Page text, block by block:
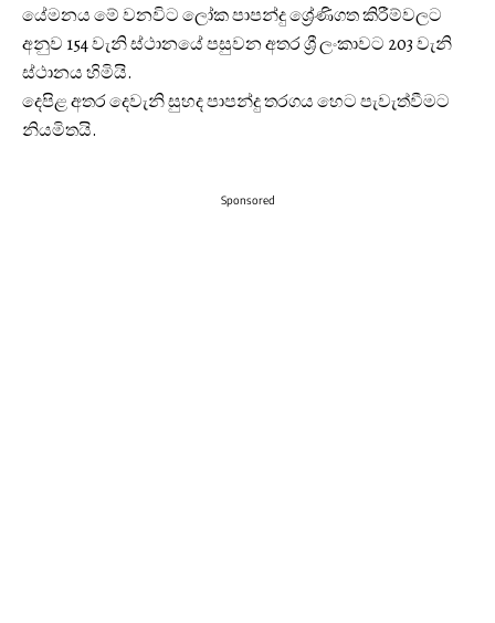
යේමනය මේ වනවිට ලෝක පාපන්දු ශ්‍රේණිගත කිරීම්වලට
අනුව 154 වැනි ස්ථානයේ පසුවන අතර ශ්‍රී ලංකාවට 203 වැනි
ස්ථානය හිමියි.
දෙපිළ අතර දෙවැනි සුහද පාපන්දු තරගය හෙට පැවැත්වීමට
නියමිතයි.
Sponsored